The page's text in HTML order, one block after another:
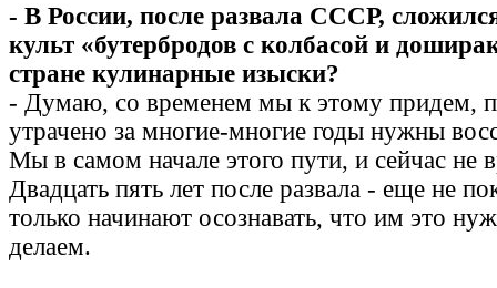
- В России, после развала СССР,
культ «бутербродов с колбасой и
стране кулинарные изыски?
- Думаю, со временем мы к этому придем,
утрачено за многие-многие годы нужны
Мы в самом начале этого пути, и сейчас не
Двадцать пять лет после развала - еще не
только начинают осознавать, что им это
делаем.